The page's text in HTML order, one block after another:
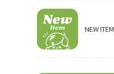
NEW ITEM